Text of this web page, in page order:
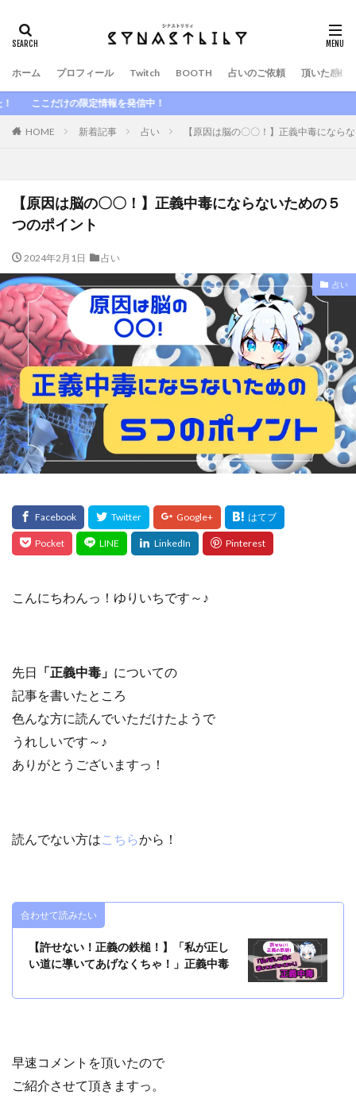
ホーム プロフィール Twitch BOOTH 占いのご依頼 頂いた感想
定情報を発信中！
HOME 新着記事 占い 【原因は脳の〇〇！】正義中毒になら
【原因は脳の〇〇！】正義中毒にならないための５
つのポイント
2024年2月1日 占い
占い
こんにちわんっ！ゆりいちです～♪
先日 「正義中毒」 についての
記事を書いたところ
色んな方に読んでいただけたようで
うれしいです～♪
ありがとうございますっ！
読んでない方はこちらから！
合わせて読みたい
【許せない！正義の鉄槌！】「私が正し
い道に導いてあげなくちゃ！」正義中毒
早速コメントを頂いたので
ご紹介させて頂きますっ。